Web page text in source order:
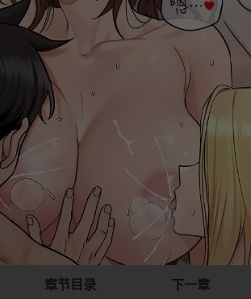
章节目录 下一章